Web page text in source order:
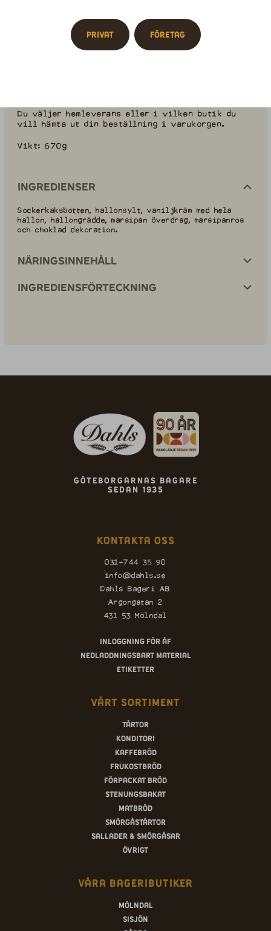
Du väljer hemleverans eller i vilken butik du
vill hämta ut din beställning i varukorgen.
Vikt: 670g
Ingredienser
Sockerkaksbotten, hallonsylt, vaniljkräm med hela
hallon, hallongrädde, marsipan överdrag, marsipanros
och choklad dekoration.
Näringsinnehåll
Ingrediensförteckning
Göteborgarnas bagare
sedan 1935
Kontakta oss
031-744 35 90
info@dahls.se
Dahls Bageri AB
Argongatan 2
431 53 Mölndal
Inloggning för ÅF
Nedladdningsbart material
Etiketter
Vårt sortiment
Tårtor
Konditori
Kaffebröd
Frukostbröd
Förpackat bröd
Stenungsbakat
Matbröd
Smörgåstårtor
Sallader & smörgåsar
Övrigt
Våra bageributiker
Mölndal
Sisjön
Privat Företag